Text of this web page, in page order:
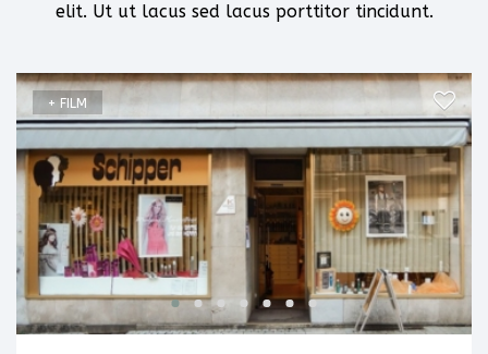
elit. Ut ut lacus sed lacus porttitor tincidunt.
+ FILM